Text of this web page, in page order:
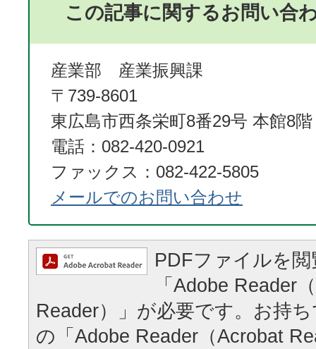
この記事に関するお問い合
産業部 産業振興課
〒739-8601
東広島市西条栄町8番29号 本館8階
電話：082-420-0921
ファックス：082-422-5805
メールでのお問い合わせ
PDFファイルを
「Adobe Reader
Reader）」が必要です。お持
の「Adobe Reader（Acrobat